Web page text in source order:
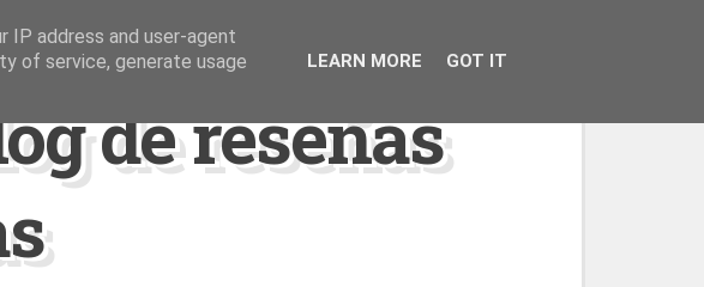
de reseñas
IP address and user-agent
of service, generate usage
LEARN MORE GOT IT